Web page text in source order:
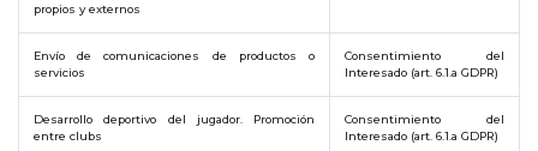
propios y externos
Envío de comunicaciones de productos o
servicios
Consentimiento del
Interesado (art. 6.1.a GDPR)
Desarrollo deportivo del jugador. Promoción
entre clubs
Consentimiento del
Interesado (art. 6.1.a GDPR)